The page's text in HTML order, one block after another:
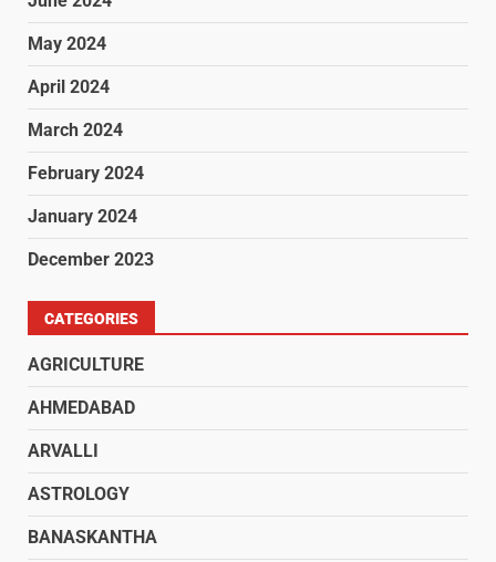
May 2024
April 2024
March 2024
February 2024
January 2024
December 2023
CATEGORIES
AGRICULTURE
AHMEDABAD
ARVALLI
ASTROLOGY
BANASKANTHA